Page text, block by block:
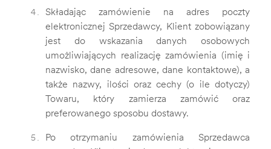
Składając zamówienie na adres poczty
elektronicznej Sprzedawcy, Klient zobowiązany
jest do wskazania danych osobowych
umożliwiających realizację zamówienia (imię i
nazwisko, dane adresowe, dane kontaktowe), a
także nazwy, ilości oraz cechy (o ile dotyczy)
Towaru, który zamierza zamówić oraz
preferowanego sposobu dostawy.
Po otrzymaniu zamówienia Sprzedawca